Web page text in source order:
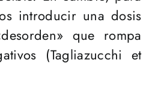
introducir una dosis
que rompa
(Tagliazucchi et